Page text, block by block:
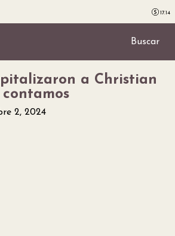
17.14
Buscar
a Christian
2, 2024